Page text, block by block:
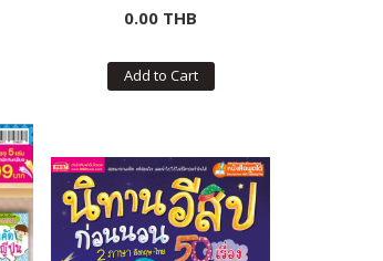
0.00 THB
Add to Cart